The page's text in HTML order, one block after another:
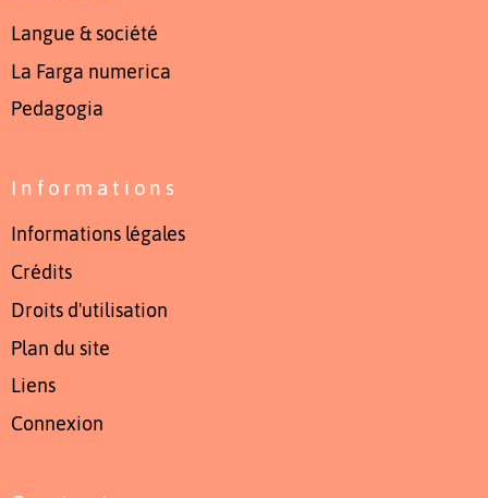
Langue & société
La Farga numerica
Pedagogia
Informations
Informations légales
Crédits
Droits d'utilisation
Plan du site
Liens
Connexion